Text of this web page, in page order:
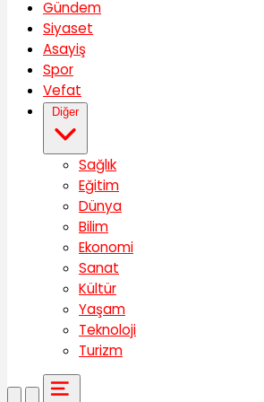
Gündem
Siyaset
Asayiş
Spor
Vefat
Diğer
Sağlık
Eğitim
Dünya
Bilim
Ekonomi
Sanat
Kültür
Yaşam
Teknoloji
Turizm